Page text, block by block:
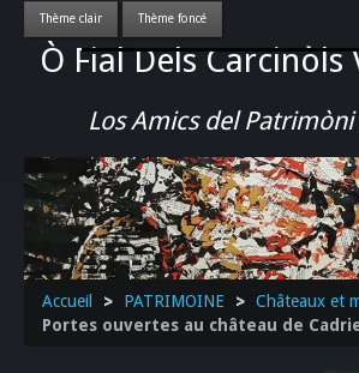
Ò Fial Dels Carcinòls
Los Amics del
Accueil
LES QUERCYNOIS & LEUR
PATRIMOINE
GASTRONOMIE
ACTUALITE-CULTURE-
>>
Accueil > PATRIMOINE > Châteaux et
Portes ouvertes au château de